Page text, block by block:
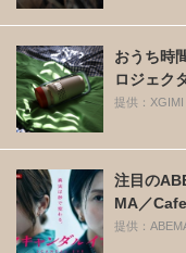
おうち時
ロジェク
提供：XGIMI
注目の
MA／Cafe
提供：